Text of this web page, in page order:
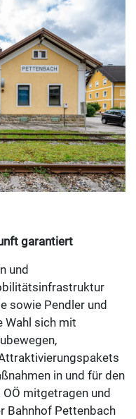
garantiert
und
sowie Pendler und
Wahl sich mit
in und für den
mitgetragen und
Bahnhof Pettenbach